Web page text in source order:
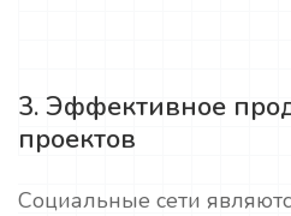
3. Эффективное
проектов
Социальные сети